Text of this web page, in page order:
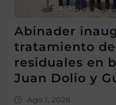
Abinader
tratamiento
residuales en
Juan Dolio y
Ago 1, 2026